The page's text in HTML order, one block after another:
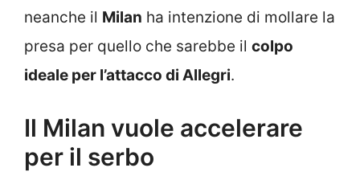
neanche il Milan ha intenzione di mollare la
presa per quello che sarebbe il colpo
ideale per l’attacco di Allegri.
Il Milan vuole accelerare
per il serbo